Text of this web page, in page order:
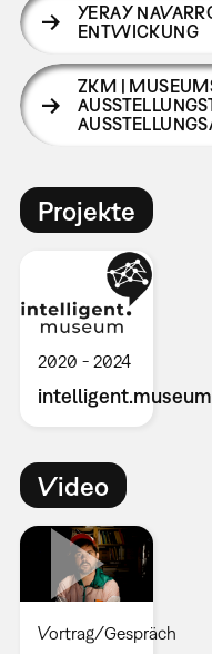
YERAY
ENTWICKUNG
ZKM |
Projekte
2020 2024
intelligent.museum
Video
Vortrag/Gespräch